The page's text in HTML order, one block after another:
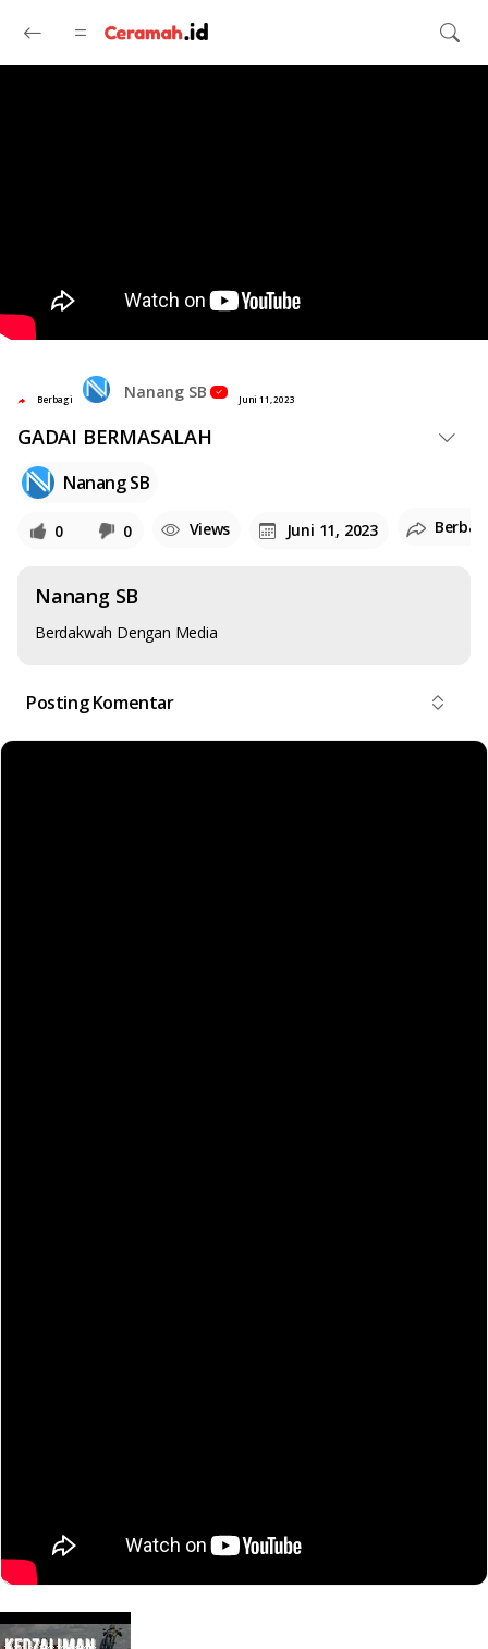
Langsung ke konten utama
Berbagi Nanang SB Juni 11, 2023
GADAI BERMASALAH
Nanang SB
0 0 Views Juni 11, 2023
Nanang SB
Berdakwah Dengan Media
Posting Komentar